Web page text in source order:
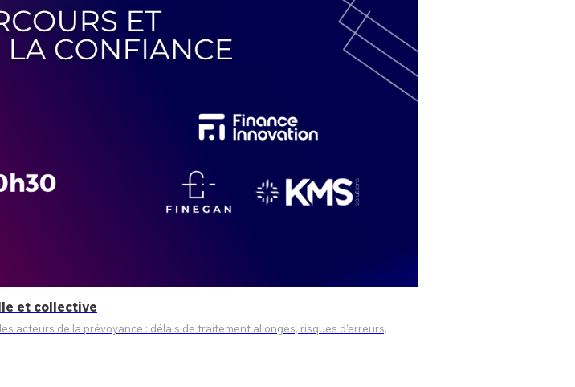
et collective
acteurs de la prévoyance : délais de traitement allongés, risques d’erreurs,